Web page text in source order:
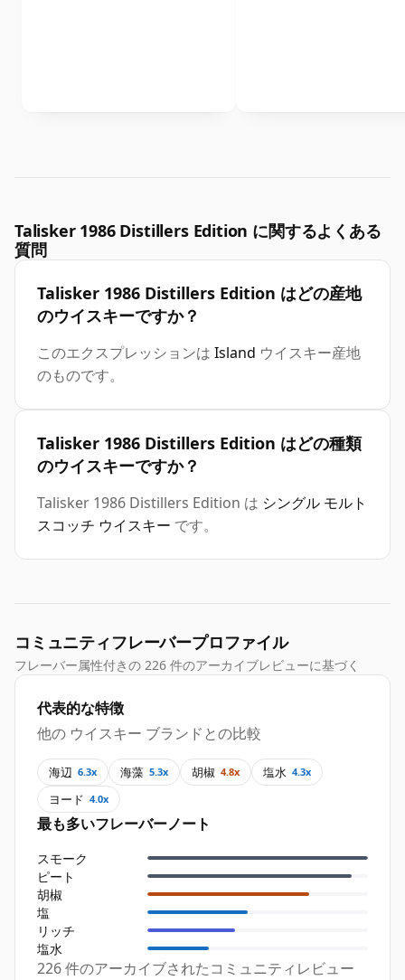
Talisker 1986 Distillers Edition に関するよくある
質問
Talisker 1986 Distillers Edition はどの産地
のウイスキーですか？
このエクスプレッションは Island ウイスキー産地
のものです。
Talisker 1986 Distillers Edition はどの種類
のウイスキーですか？
Talisker 1986 Distillers Edition は シングル モルト
スコッチ ウイスキー です。
コミュニティフレーバープロファイル
フレーバー属性付きの 226 件のアーカイブレビューに基づく
代表的な特徴
他の ウイスキー ブランドとの比較
海辺 6.3x 海藻 5.3x 胡椒 4.8x 塩水 4.3x
ヨード 4.0x
最も多いフレーバーノート
スモーク
ピート
胡椒
塩
リッチ
塩水
226 件のアーカイブされたコミュニティレビュー